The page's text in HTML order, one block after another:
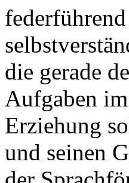
die gerade
Aufgaben
Erziehung
und seinen